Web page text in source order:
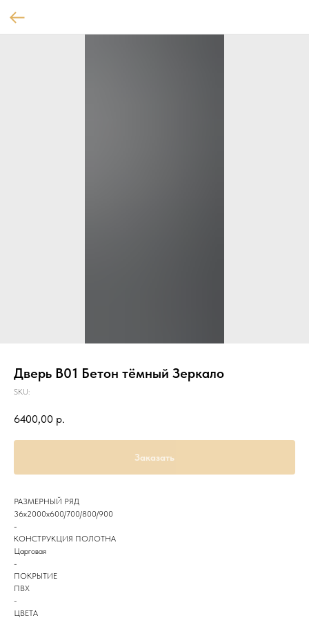
Дверь B01 Бетон тёмный Зеркало
SKU:
6400,00 р.
Заказать
РАЗМЕРНЫЙ РЯД
36х2000х600/700/800/900
-
КОНСТРУКЦИЯ ПОЛОТНА
Царговая
-
ПОКРЫТИЕ
ПВХ
-
ЦВЕТА